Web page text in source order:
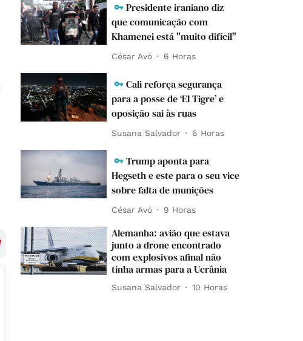
Presidente iraniano diz
que comunicação com
Khamenei está "muito difícil"
César Avó 6 Horas
Cali reforça segurança
para a posse de ‘El Tigre’ e
oposição sai às ruas
Susana Salvador 6 Horas
Trump aponta para
Hegseth e este para o seu vice
sobre falta de munições
César Avó 9 Horas
Alemanha: avião que estava
junto a drone encontrado
com explosivos afinal não
tinha armas para a Ucrânia
Susana Salvador 10 Horas